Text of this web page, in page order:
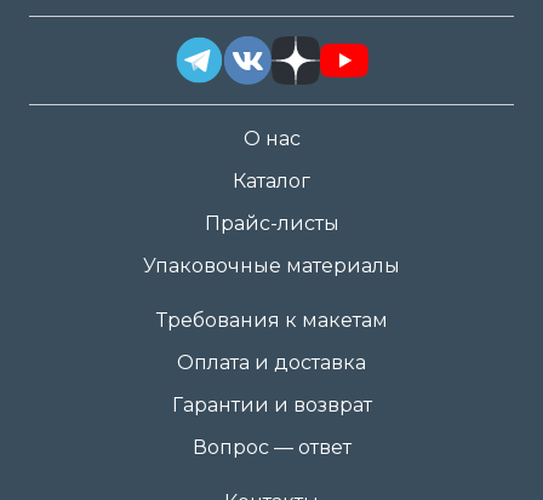
О нас
Каталог
Прайс-листы
Упаковочные материалы
Требования к макетам
Оплата и доставка
Гарантии и возврат
Вопрос — ответ